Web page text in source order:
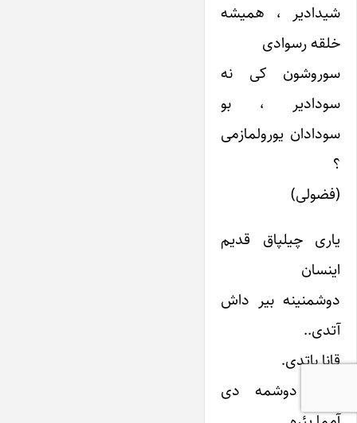
شیدادیر ، همیشه
خلقه رسوادی
سوروشون کی نه
سودادیر ، بو
سودادان یورولمازمی
؟
(فضولی)
یاری چیلپاق قدیم
اینسان
دوشمنینه بیر داش
آتدی..
قانا باتدی.
داش دوشمه دی